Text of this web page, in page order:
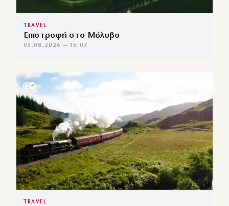
TRAVEL
Επιστροφή στο Μόλυβο
05.08.2026 — 16:07
TRAVEL